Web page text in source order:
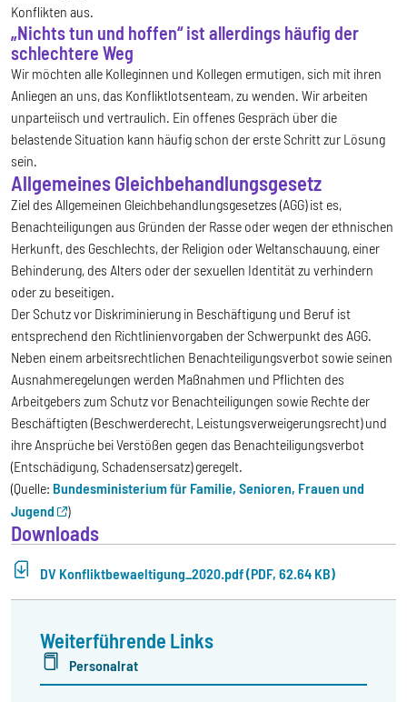
Konflikten aus.
„Nichts tun und hoffen“ ist allerdings häufig der
schlechtere Weg
Wir möchten alle Kolleginnen und Kollegen ermutigen, sich mit ihren
Anliegen an uns, das Konfliktlotsenteam, zu wenden. Wir arbeiten
unparteiisch und vertraulich. Ein offenes Gespräch über die
belastende Situation kann häufig schon der erste Schritt zur Lösung
sein.
Allgemeines Gleichbehandlungsgesetz
Ziel des Allgemeinen Gleichbehandlungsgesetzes (AGG) ist es,
Benachteiligungen aus Gründen der Rasse oder wegen der ethnischen
Herkunft, des Geschlechts, der Religion oder Weltanschauung, einer
Behinderung, des Alters oder der sexuellen Identität zu verhindern
oder zu beseitigen.
Der Schutz vor Diskriminierung in Beschäftigung und Beruf ist
entsprechend den Richtlinienvorgaben der Schwerpunkt des AGG.
Neben einem arbeitsrechtlichen Benachteiligungsverbot sowie seinen
Ausnahmeregelungen werden Maßnahmen und Pflichten des
Arbeitgebers zum Schutz vor Benachteiligungen sowie Rechte der
Beschäftigten (Beschwerderecht, Leistungsverweigerungsrecht) und
ihre Ansprüche bei Verstößen gegen das Benachteiligungsverbot
(Entschädigung, Schadensersatz) geregelt.
(Quelle: Bundesministerium für Familie, Senioren, Frauen und
Jugend
)
Downloads
DV Konfliktbewaeltigung_2020.pdf (PDF, 62.64 KB)
Weiterführende Links
Personalrat